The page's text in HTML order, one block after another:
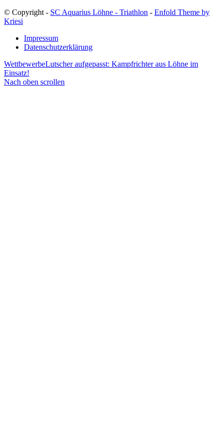
© Copyright - SC Aquarius Löhne - Triathlon - Enfold Theme by
Kriesi
Impressum
Datenschutzerklärung
WettbewerbeLutscher aufgepasst: Kampfrichter aus Löhne im
Einsatz!
Nach oben scrollen